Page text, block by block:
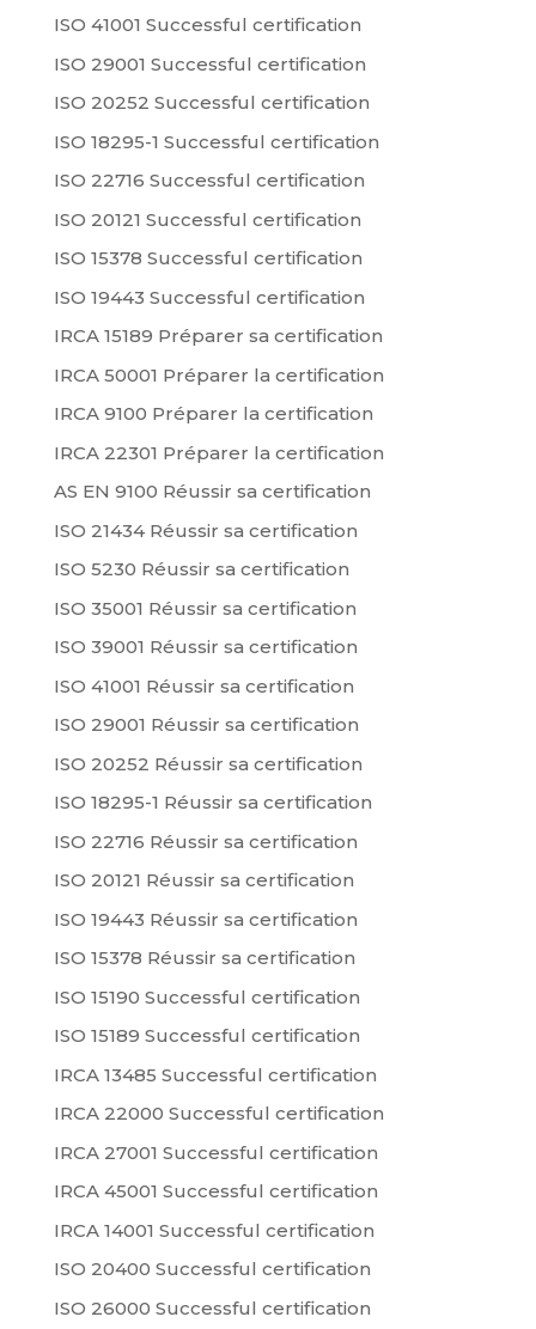
ISO 41001 Successful certification
ISO 29001 Successful certification
ISO 20252 Successful certification
ISO 18295-1 Successful certification
ISO 22716 Successful certification
ISO 20121 Successful certification
ISO 15378 Successful certification
ISO 19443 Successful certification
IRCA 15189 Préparer sa certification
IRCA 50001 Préparer la certification
IRCA 9100 Préparer la certification
IRCA 22301 Préparer la certification
AS EN 9100 Réussir sa certification
ISO 21434 Réussir sa certification
ISO 5230 Réussir sa certification
ISO 35001 Réussir sa certification
ISO 39001 Réussir sa certification
ISO 41001 Réussir sa certification
ISO 29001 Réussir sa certification
ISO 20252 Réussir sa certification
ISO 18295-1 Réussir sa certification
ISO 22716 Réussir sa certification
ISO 20121 Réussir sa certification
ISO 19443 Réussir sa certification
ISO 15378 Réussir sa certification
ISO 15190 Successful certification
ISO 15189 Successful certification
IRCA 13485 Successful certification
IRCA 22000 Successful certification
IRCA 27001 Successful certification
IRCA 45001 Successful certification
IRCA 14001 Successful certification
ISO 20400 Successful certification
ISO 26000 Successful certification